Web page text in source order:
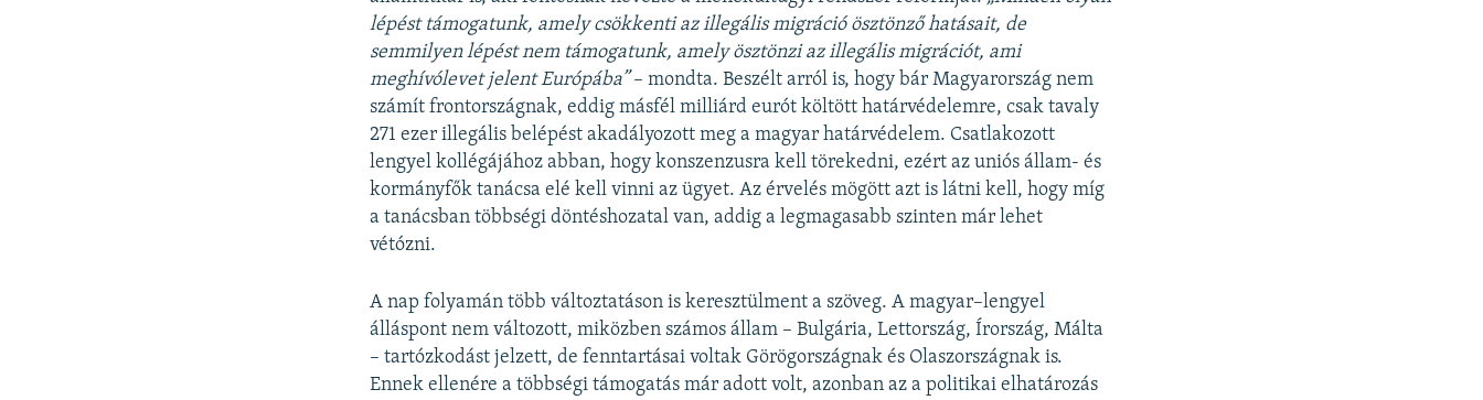
lépést támogatunk, amely csökkenti az illegális migráció ösztönzőhatásait, de
semmilyen lépést nem támogatunk, amelyösztönzi az illegális migrációt, ami
meghívólevet jelent Európába”– mondta. Beszélt arról is, hogy bár Magyarország nem
számít frontországnak, eddig másfél milliárd eurót költött határvédelemre, csak tavaly
271 ezer illegális belépést akadályozott meg a magyar határvédelem. Csatlakozott
lengyel kollégájához abban, hogy konszenzusra kell törekedni, ezért az uniós állam- és
kormányfők tanácsa elé kell vinni az ügyet. Az érvelés mögött azt is látni kell, hogy míg
a tanácsban többségi döntéshozatal van, addig a legmagasabb szinten már lehet
vétózni.
A nap folyamán több változtatáson is keresztülment a szöveg. A magyar–lengyel
álláspont nem változott, miközben számos állam – Bulgária, Lettország, Írország, Málta
– tartózkodást jelzett, de fenntartásai voltak Görögországnak és Olaszországnak is.
Ennek ellenére a többségi támogatás már adott volt, azonban az a politikai elhatározás